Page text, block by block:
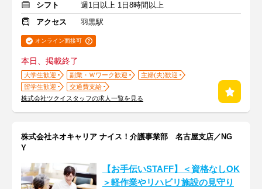
シフト
週1日以上 1日8時間以上
アクセス
羽黒駅
オンライン面接可
本日、掲載終了
大学生歓迎 副業・Ｗワーク歓迎
主婦(夫)歓迎
留学生歓迎
交通費支給
株式会社ツクイスタッフの求人一覧を見る
株式会社ネオキャリア ナイス！介護事業部 名古屋支店／NG
Y
【お手伝いSTAFF】＜資格なしOK
＞軽作業やリハビリ施設の見守り